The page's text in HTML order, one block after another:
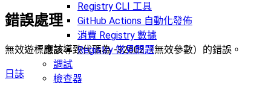
Registry CLI 工具
GitHub Actions 自動化發佈
消費 Registry 數據
Registry 常見問題
調試
檢查器
錯誤處理
無效遊標應該導致代碼為 -32602（無效參數）的錯誤。
日誌